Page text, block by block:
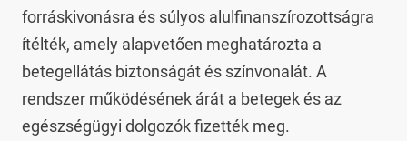
forráskivonásra és súlyos alulfinanszírozottságra
ítélték, amely alapvetően meghatározta a
betegellátás biztonságát és színvonalát. A
rendszer működésének árát a betegek és az
egészségügyi dolgozók fizették meg.